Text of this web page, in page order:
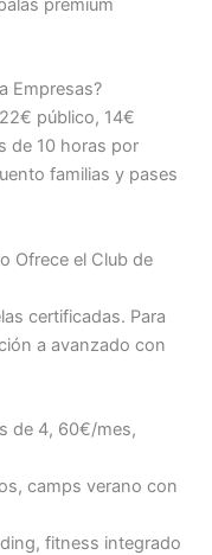
premium
Empresas?
público, 14€
de 10 horas por
familias y pases
Ofrece el Club de
certificadas. Para
a avanzado con
de 4, 60€/mes,
camps verano con
fitness integrado